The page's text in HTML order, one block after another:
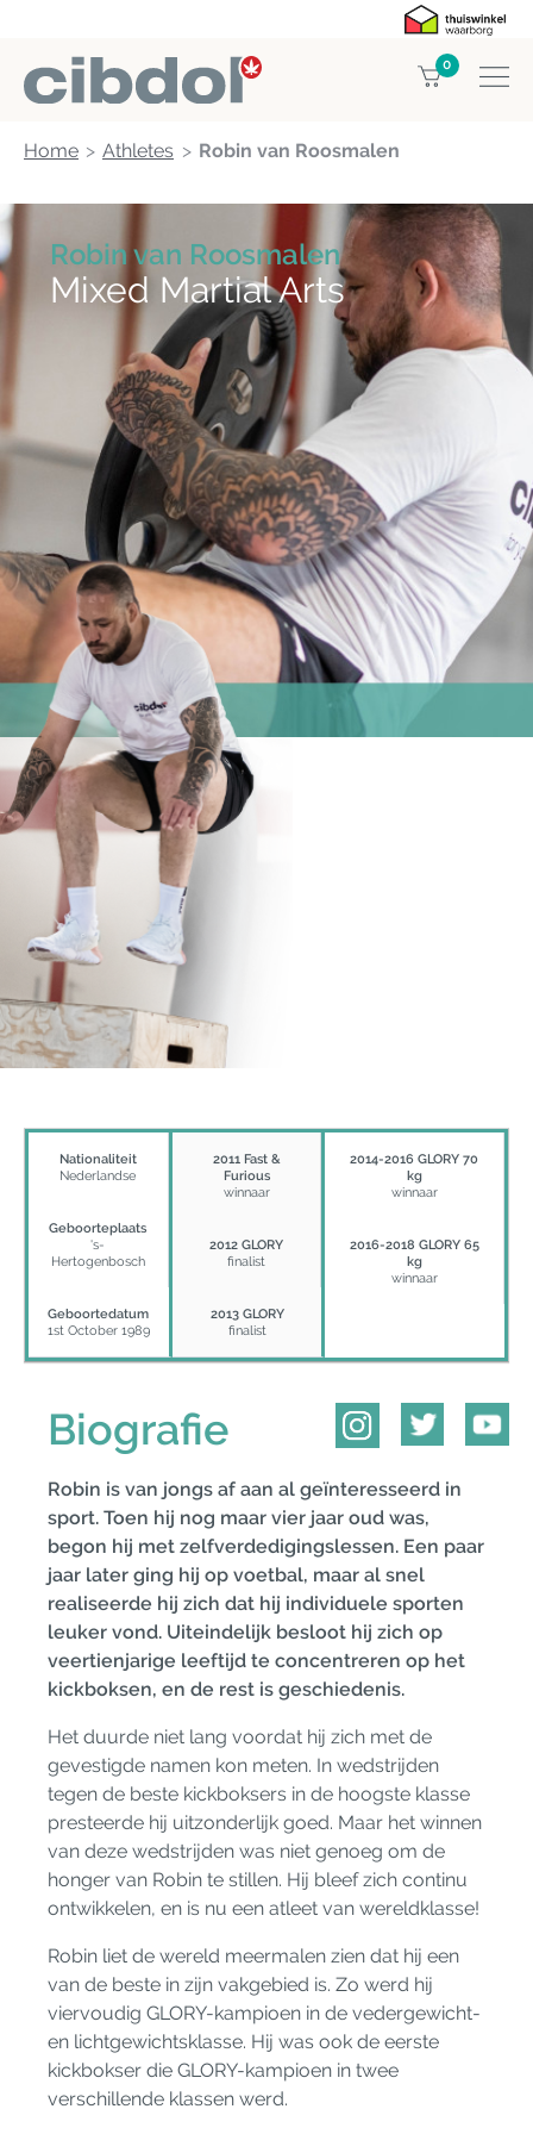
0
Home Athletes Robin van Roosmalen
Robin van Roosmalen
Mixed Martial Arts
Nationaliteit
Nederlandse
Geboorteplaats
's-
Hertogenbosch
Geboortedatum
1st October 1989
2011 Fast &
Furious
winnaar
2012 GLORY
finalist
2013 GLORY
finalist
2014-2016 GLORY 70
kg
winnaar
2016-2018 GLORY 65
kg
winnaar
Biografie
Robin is van jongs af aan al geïnteresseerd in
sport. Toen hij nog maar vier jaar oud was,
begon hij met zelfverdedigingslessen. Een paar
jaar later ging hij op voetbal, maar al snel
realiseerde hij zich dat hij individuele sporten
leuker vond. Uiteindelijk besloot hij zich op
veertienjarige leeftijd te concentreren op het
kickboksen, en de rest is geschiedenis.
Het duurde niet lang voordat hij zich met de
gevestigde namen kon meten. In wedstrijden
tegen de beste kickboksers in de hoogste klasse
presteerde hij uitzonderlijk goed. Maar het winnen
van deze wedstrijden was niet genoeg om de
honger van Robin te stillen. Hij bleef zich continu
ontwikkelen, en is nu een atleet van wereldklasse!
Robin liet de wereld meermalen zien dat hij een
van de beste in zijn vakgebied is. Zo werd hij
viervoudig GLORY-kampioen in de vedergewicht-
en lichtgewichtsklasse. Hij was ook de eerste
kickbokser die GLORY-kampioen in twee
verschillende klassen werd.